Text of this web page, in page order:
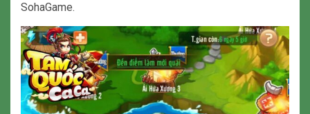
SohaGame.